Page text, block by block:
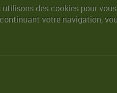
utilisons des cookies pour
votre navigation,